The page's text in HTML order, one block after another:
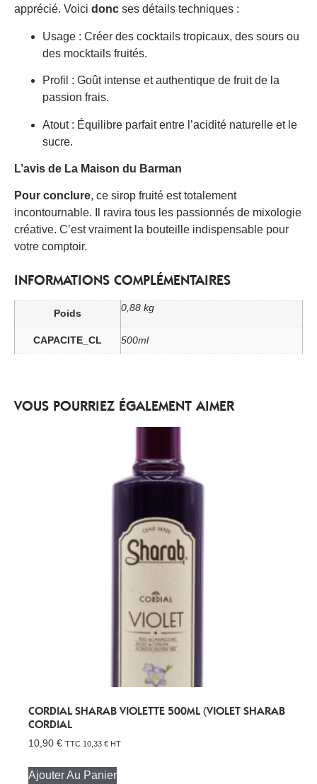
apprécié. Voici donc ses détails techniques :
Usage : Créer des cocktails tropicaux, des sours ou
des mocktails fruités.
Profil : Goût intense et authentique de fruit de la
passion frais.
Atout : Équilibre parfait entre l’acidité naturelle et le
sucre.
L’avis de La Maison du Barman
Pour conclure, ce sirop fruité est totalement
incontournable. Il ravira tous les passionnés de mixologie
créative. C’est vraiment la bouteille indispensable pour
votre comptoir.
INFORMATIONS COMPLÉMENTAIRES
Poids 0,88 kg
CAPACITE_CL 500ml
VOUS POURRIEZ ÉGALEMENT AIMER
CORDIAL SHARAB VIOLETTE 500ML (VIOLET SHARAB
CORDIAL
10,90 € TTC 10,33 € HT
Ajouter Au Panier